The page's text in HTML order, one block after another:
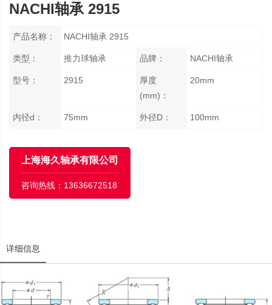
NACHI轴承 2915
产品名称： NACHI轴承 2915
类型： 推力球轴承 品牌： NACHI轴承
型号： 2915
厚度
(mm)：
20mm
内径d： 75mm 外径D： 100mm
上海海久轴承有限公司
咨询热线： 13636672518
详细信息